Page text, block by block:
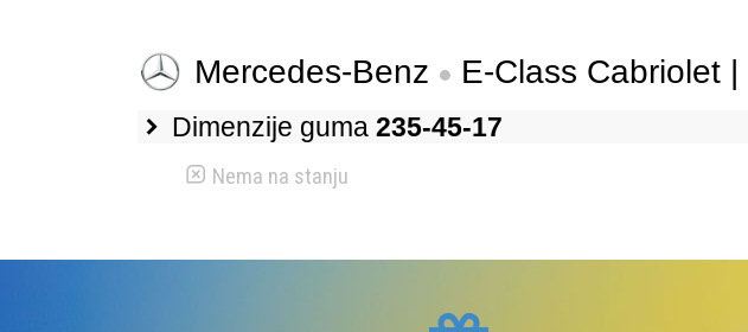
Mercedes-Benz E-Class Cabriolet |
Dimenzije guma 235-45-17
Nema na stanju